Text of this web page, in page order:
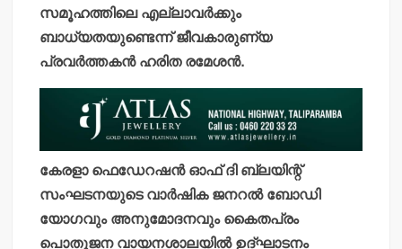
സമൂഹത്തിലെ എല്ലാവര്‍ക്കും
ബാധ്യതയുണ്ടെന്ന് ജീവകാരുണ്യ
പ്രവര്‍ത്തകന്‍ ഹരിത രമേശന്‍.
കേരളാ ഫെഡേറഷന്‍ ഓഫ് ദി ബ്ലയിന്റ്
സംഘടനയുടെ വാര്‍ഷിക ജനറല്‍ ബോഡി
യോഗവും അനുമോദനവും കൈതപ്രം
പൊതുജന വായനശാലയില്‍ ഉദ്ഘാടനം